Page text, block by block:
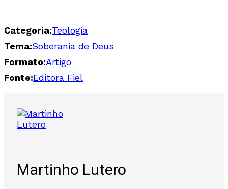
Categoria:Teologia
Tema:Soberania de Deus
Formato:Artigo
Fonte:Editora Fiel
Martinho Lutero